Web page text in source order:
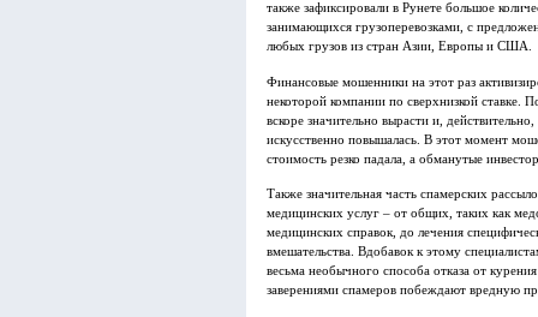
также зафиксировали в Рунете большое
занимающихся грузоперевозками, с
любых грузов из стран Азии, Европы и США.
Финансовые мошенники на этот раз
некоторой компании по сверхнизкой ставке.
вскоре значительно вырасти и,
искусственно повышалась. В этот момент
стоимость резко падала, а обманутые
Также значительная часть спамерских
медицинских услуг – от общих, таких как
медицинских справок, до лечения
вмешательства. Вдобавок к этому
весьма необычного способа отказа от
заверениями спамеров побеждают вредную